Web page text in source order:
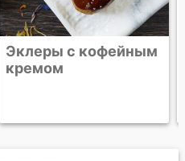
Шоколадный торт
"Мокка" с кофейным